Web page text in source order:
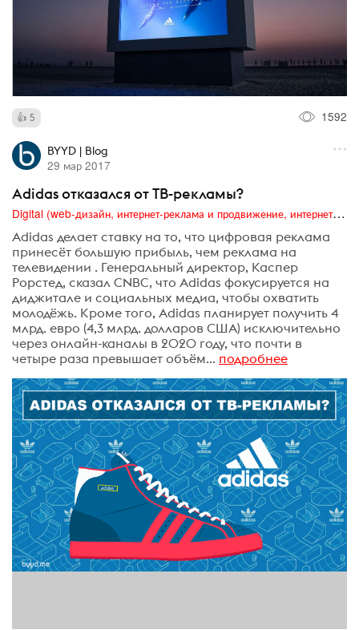
5 1592
BYYD | Blog
29 мар 2017
Adidas отказался от ТВ-рекламы?
Digital (web-дизайн, интернет-реклама и продвижение, интернет-сообщества и блоги, интернет-коммуникации, мобильный маркетинг, реклама на цифровых экранах)
Adidas делает ставку на то, что цифровая реклама
принесёт большую прибыль, чем реклама на
телевидении . Генеральный директор, Каспер
Рорстед, сказал CNBC, что Adidas фокусируется на
диджитале и социальных медиа, чтобы охватить
молодёжь. Кроме того, Adidas планирует получить 4
млрд. евро (4,3 млрд. долларов США) исключительно
через онлайн-каналы в 2020 году, что почти в
четыре раза превышает объём... подробнее